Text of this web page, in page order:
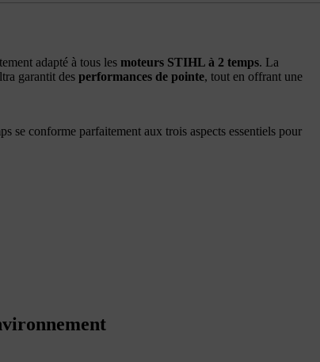
adapté à tous les moteurs STIHL à 2 temps. La
garantit des performances de pointe, tout en offrant une
se conforme parfaitement aux trois aspects essentiels pour